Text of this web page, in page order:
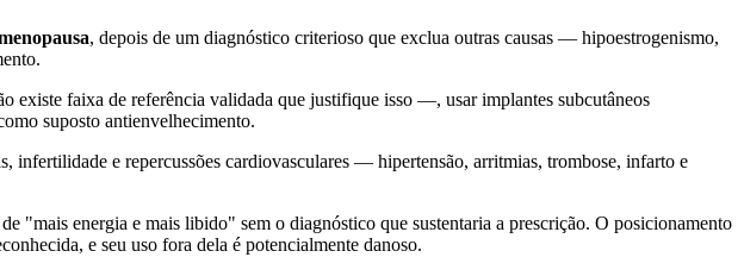
, depois de um diagnóstico criterioso que exclua outras causas — hipoestrogenismo,
faixa de referência validada que justifique isso —, usar implantes subcutâneos
suposto antienvelhecimento.
infertilidade e repercussões cardiovasculares — hipertensão, arritmias, trombose, infarto e
"mais energia e mais libido" sem o diagnóstico que sustentaria a prescrição. O posicionamento
e seu uso fora dela é potencialmente danoso.